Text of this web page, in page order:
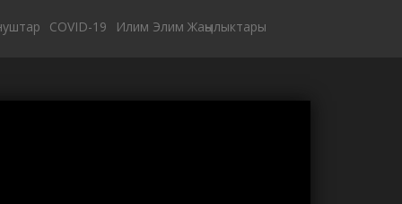
COVID-19 Илим Элим Жаңылыктары